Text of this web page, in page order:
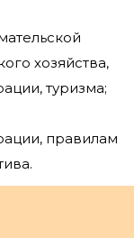
хозяйства,
туризма;
правилам